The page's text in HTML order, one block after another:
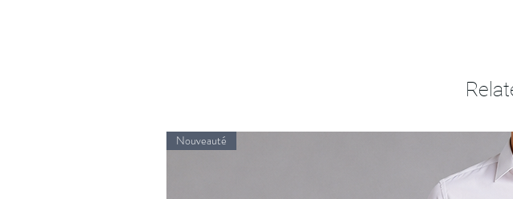
Nouveauté